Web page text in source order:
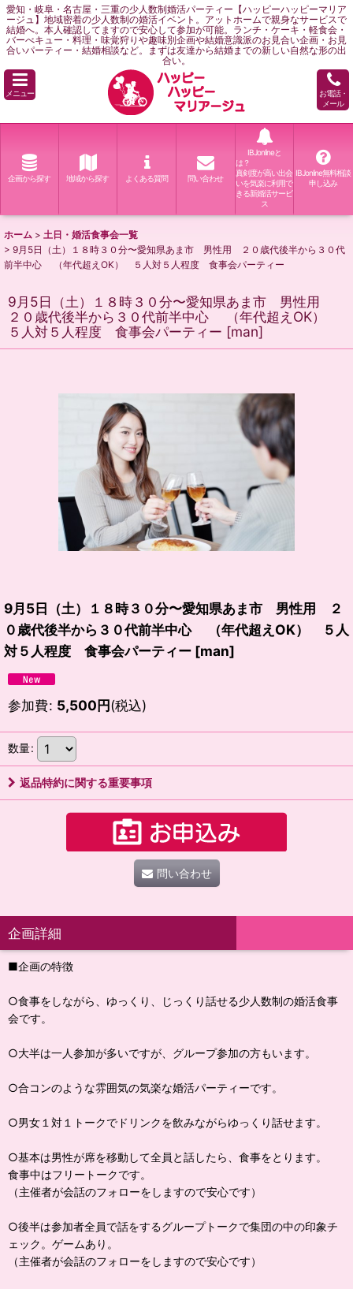
愛知・岐阜・名古屋・三重の少人数制婚活パーティー【ハッピーハッピーマリア
ージュ】地域密着の少人数制の婚活イベント。アットホームで親身なサービスで
結婚へ。本人確認してますので安心して参加が可能。ランチ・ケーキ・軽食会・
バーべキュー・料理・味覚狩りや趣味別企画や結婚意識派のお見合い企画・お見
合いパーティー・結婚相談など。まずは友達から結婚までの新しい自然な形の出
合い。
メニュー
お電話・
メール
企画から探す 地域から探す よくある質問 問い合わせ
IBJonlineと
は？
真剣度が高い出会
いを気楽に利用で
きる新婚活サービ
ス
IBJonline無料相談
申し込み
ホーム > 土日・婚活食事会一覧
> 9月5日（土）１８時３０分〜愛知県あま市 男性用 ２０歳代後半から３０代
前半中心 （年代超えOK） ５人対５人程度 食事会パーティー
9月5日（土）１８時３０分〜愛知県あま市 男性用
２０歳代後半から３０代前半中心 （年代超えOK）
５人対５人程度 食事会パーティー [man]
9月5日（土）１８時３０分〜愛知県あま市 男性用 ２
０歳代後半から３０代前半中心 （年代超えOK） ５人
対５人程度 食事会パーティー [man]
参加費: 5,500円(税込)
数量:
返品特約に関する重要事項
問い合わせ
企画詳細
■企画の特徴
○食事をしながら、ゆっくり、じっくり話せる少人数制の婚活食事
会です。
○大半は一人参加が多いですが、グループ参加の方もいます。
○合コンのような雰囲気の気楽な婚活パーティーです。
○男女１対１トークでドリンクを飲みながらゆっくり話せます。
○基本は男性が席を移動して全員と話したら、食事をとります。
食事中はフリートークです。
（主催者が会話のフォローをしますので安心です）
○後半は参加者全員で話をするグループトークで集団の中の印象チ
ェック。ゲームあり。
（主催者が会話のフォローをしますので安心です）